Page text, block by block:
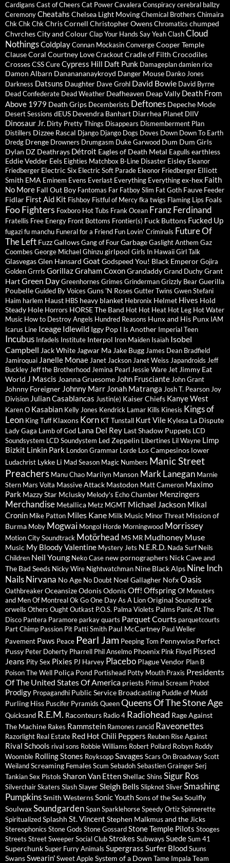
Cardigans Cast of Cheers Cat PowerCavalera Conspiracycerebral ballzy
CeremonyCheatahs Chelsea Light MovingChemical Brothers Chimaira
Chk Chk ChkChris Cornell Christopher OwensChromatics chumped
ChvrchesCity and ColourClap Your Hands Say YeahClashCloud
NothingsColdplayConnan MockasinConvergeCooper Temple
ClauseCoral Courtney LoveCrackoutCradle of Filth Crocodiles
CrossesCSSCureCypress Hill Daft Punk Damageplandamien rice
Damon Albarn Dananananaykroyd Danger Mouse Danko Jones
Darkness Datsuns Daughter Dave Grohl David Bowie David Byrne
Dead Confederate Dead Weather Deafheaven Deap Vally Death From
Above 1979 Death Grips Decemberists Deftones Depeche Mode
Desert Sessions dEUS Devendra Banhart Diarrhea Planet DIIV
Dinosaur Jr. Dirty Pretty Things Disappears Dismemberment Plan
Distillers Dizzee Rascal Django Django Dogs Doves Down Down To Earth
Dredg Drenge Drowners Drumgasm Duke Garwood Dum Dum Girls
Dylan DZ Deathrays Détroit Eagles of Death Metal Eagulls earthless
Eddie Vedder Eels Eighties Matchbox B-Line Disaster Eisley Eleanor
Friedberger Electric Six Electric Soft Parade Eleonor Friedberger Elliott
Smith EMA Eminem Evens Everlast Everything Everythingex-hex Faith
No More Fall Out Boy Fantomas Far Fatboy Slim Fat Goth Fauve Feeder
Fidlar First Aid Kit Fishboy Fistful of Mercyfka twigs Flaming Lips Foals
Foo Fighters Foxboro Hot Tubs Frank Ocean Franz Ferdinand
Fratellis Free Energy Front Bottoms Frontier(s) Fuck Buttons Fucked Up
fugazifu manchu Funeral for a Friend Fun Lovin' Criminals Future Of
The Left FuzzGallowsGang of FourGarbageGaslight Anthem Gaz
Coombes George MichaelGhinzugirlpool Girls In HawaiiGirl Talk
GlasvegasGlen Hansard Goat Godspeed You! Black EmperorGojira
Golden Grrrls GorillazGraham CoxonGrandaddyGrand DuchyGrant
HartGreen DayGreenhornes Grimes GrindermanGrizzly BearGuerilla
PoubelleGuided By Voices Guns 'N RosesGutter Twins Gwen Stefani
Haim harlem Haust HBS heavy blanket Hebronix Helmet Hives Hold
Steady Hole Horrors HORSE The Band Hot Hot Heat Hot Leg Hot Water
Music How to Destroy Angels Hundred Reasons Hunx and His Punx IAM
Icarus Line Iceage Idlewild Iggy Pop I Is Another Imperial Teen
Incubus Infadels Institute Interpol Iron Maiden Isaïah Isobel
Campbell Jack White Jagwar Ma Jake Bugg James Dean Bradfield
Jamiroquai Janelle Monae Janet Jackson Janet Weiss Japandroids Jeff
Buckley Jeff the Brotherhood Jemina Pearl Jessie Ware Jet Jimmy Eat
World J Mascis Joanna Gruesome John Frusciante John Grant
Johnny Foreigner Johnny Marr Jonah Matranga Josh T. Pearson Joy
Division Julian Casablancas Justin(e) Kaiser Chiefs Kanye West
Karen O Kasabian Kelly Jones Kendrick Lamar Kills Kinesis Kings of
Leon King Tuff Klaxons Korn KT Tunstall Kurt Vile Kylesa La Dispute
Lady Gaga Lamb of God Lana Del Rey Last Shadow Puppets LCD
Soundsystem LCD Soundystem Led Zeppelin Libertines Lil Wayne Limp
Bizkit Linkin Park London Grammar Lorde Los Campesinos lower
Ludachrist Lykke Li Mad Season Magic Numbers Manic Street
Preachers Manu Chao Marilyn Manson Mark Lanegan Marnie
Stern Mars Volta Massive Attack Mastodon Matt Cameron Maximo
Park Mazzy Star Mclusky Melody's Echo Chamber Menzingers
Merchandise Metallica Metz MGMT Michael Jackson Mikal
Cronin Mike Patton Miles Kane Milk Music Minor Threat Mission of
Burma Moby Mogwai Mongol Horde Morningwood Morrissey
Motion City Soundtrack Motörhead MS MR Mudhoney Muse
Music My Bloody Valentine Mystery Jets N.E.R.D. Nada Surf Neils
Children Neil Young Neko Case new pornographers Nick Cave and
The Bad Seeds Nicky Wire Nightwatchman Nine Black Alps Nine Inch
Nails Nirvana No Age No Doubt Noel Gallagher NofxOasis
OathbreakerOceansizeOdonis OdonisOff! OffspringOf Monsters
and MenOf MontrealOk GoOne Day As A LionOriginal Soundtrack
orwells Others OughtOutkast P.O.S. Palma Violets Palms Panic At The
Disco Pantera Paramore parkay quarts Parquet Courts parquetcourts
Part Chimp Passion Pit Patti Smith Paul McCartney Paul Weller
Pavement Paws Peace Pearl Jam Peeping Tom Pennywise Perfect
Pussy Peter Doherty Pharrell Phil Anselmo Phoenix Pink Floyd Pissed
Jeans Pity Sex Pixies PJ Harvey Placebo Plague Vendor Plan B
Poison The Well Poliça Pond Portishead Potty Mouth Praxis Presidents
Of The United States Of America priests Primal Scream Probot
Prodigy Propagandhi Public Service Broadcasting Puddle of Mudd
Purling Hiss Puscifer Pyramids QueenQueens Of The Stone Age
Quicksand R.E.M. Raconteurs Radio 4 Radiohead Rage Against
The Machine Rakes Rammstein Ramones rancid Raveonettes
Razorlight Real Estate Red Hot Chili Peppers Reuben Rise Against
Rival Schools rival sons Robbie Williams Robert Pollard Robyn Roddy
Woomble Rolling Stones RoyksoppSavagesScars On BroadwayScott
WeilandScreaming FemalesScum SebadohSebastien GraingerSerj
TankianSex Pistols Sharon Van EttenShellac Shins Sigur Ros
SilverchairSkaters SlashSlayerSleigh BellsSlipknotSliverSmashing
PumpkinsSmith WesternsSonic YouthSons of the SeaSoulfly
SoulwaxSoundgardenSpanSparklehorseSpeedy OrtizSpinnerette
SpiritualizedSplashh St. Vincent Stephen Malkmus and the Jicks
Stereophonics Stone Gods Stone GossardStone Temple Pilots Stooges
Streets Street Sweeper Social ClubStrokes SubwaysSuedeSum 41
SuperchunkSuper Furry Animals Supergrass Surfer BloodSuuns
SwansSwearin'Sweet AppleSystem of a Down Tame Impala Team